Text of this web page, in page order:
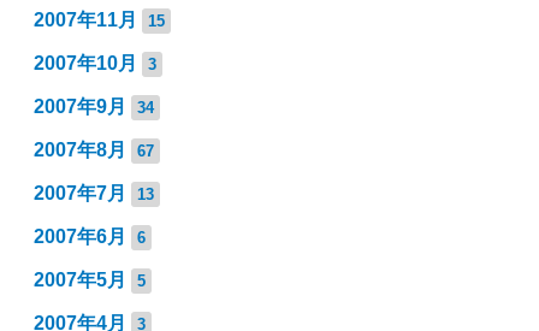
2007年11月 15
2007年10月 3
2007年9月 34
2007年8月 67
2007年7月 13
2007年6月 6
2007年5月 5
2007年4月 3